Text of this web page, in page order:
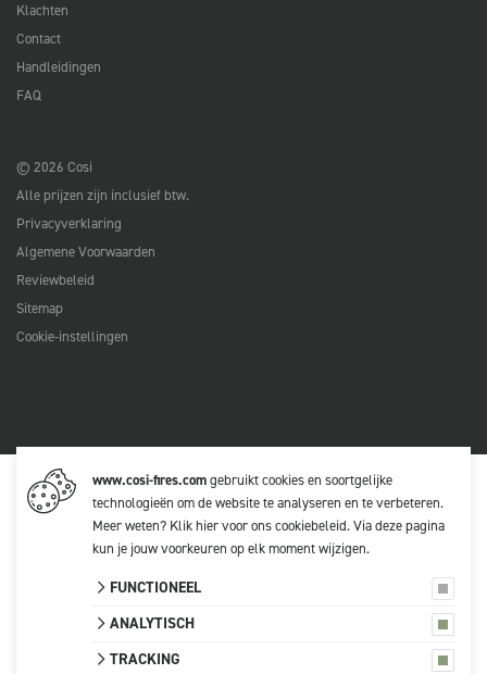
Klachten
Contact
Handleidingen
FAQ
© 2026 Cosi
Alle prijzen zijn inclusief btw.
Privacyverklaring
Algemene Voorwaarden
Reviewbeleid
Sitemap
Cookie-instellingen
www.cosi-fires.comgebruikt cookies en soortgelijke
technologieën om de website te analyseren en te verbeteren.
Meer weten? Klik hier voor ons cookiebeleid. Viadeze pagina
kun je jouw voorkeuren op elk moment wijzigen.
FUNCTIONEEL
ANALYTISCH
TRACKING